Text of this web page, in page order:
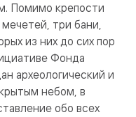
Помимо крепости
три бани,
из них до сих пор
Фонда
археологический и
небом, в
обо всех